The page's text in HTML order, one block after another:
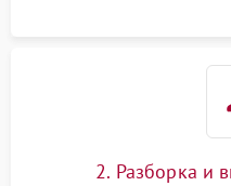
2. Разборка и